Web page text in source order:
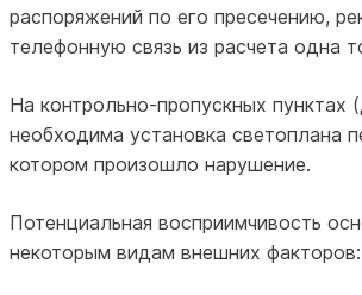
распоряжений по его пресечению,
телефонную связь из расчета одна
На контрольно-пропускных
необходима установка светоплана
котором произошло нарушение.
Потенциальная восприимчивость
некоторым видам внешних факторов: